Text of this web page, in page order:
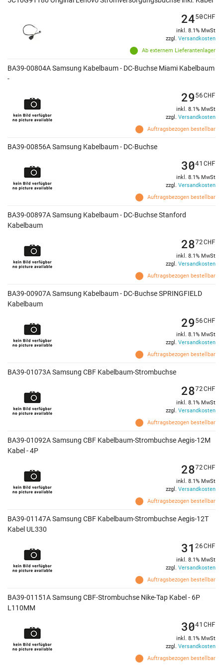
Ab externem Lieferantenlager
2450CHF
inkl. 8.1% MwSt
zzgl. Versandkosten
BA39-00804A Samsung Kabelbaum - DC-Buchse Miami Kabelbaum
-
Auftragsbezogen bestellbar
2956CHF
inkl. 8.1% MwSt
zzgl. Versandkosten
BA39-00856A Samsung Kabelbaum - DC-Buchse
Auftragsbezogen bestellbar
3041 CHF
inkl. 8.1% MwSt
zzgl. Versandkosten
BA39-00897A Samsung Kabelbaum - DC-Buchse Stanford
Kabelbaum
Auftragsbezogen bestellbar
2872CHF
inkl. 8.1% MwSt
zzgl. Versandkosten
BA39-00907A Samsung Kabelbaum - DC-Buchse SPRINGFIELD
Kabelbaum
Auftragsbezogen bestellbar
2956CHF
inkl. 8.1% MwSt
zzgl. Versandkosten
BA39-01073A Samsung CBF Kabelbaum-Strombuchse
Auftragsbezogen bestellbar
2872CHF
inkl. 8.1% MwSt
zzgl. Versandkosten
BA39-01092A Samsung CBF Kabelbaum-Strombuchse Aegis-12M
Kabel - 4P
Auftragsbezogen bestellbar
2872CHF
inkl. 8.1% MwSt
zzgl. Versandkosten
BA39-01147A Samsung CBF Kabelbaum-Strombuchse Aegis-12T
Kabel UL330
Auftragsbezogen bestellbar
31 26CHF
inkl. 8.1% MwSt
zzgl. Versandkosten
BA39-01151A Samsung CBF-Strombuchse Nike-Tap Kabel - 6P
L110MM
Auftragsbezogen bestellbar
3041 CHF
inkl. 8.1% MwSt
zzgl. Versandkosten